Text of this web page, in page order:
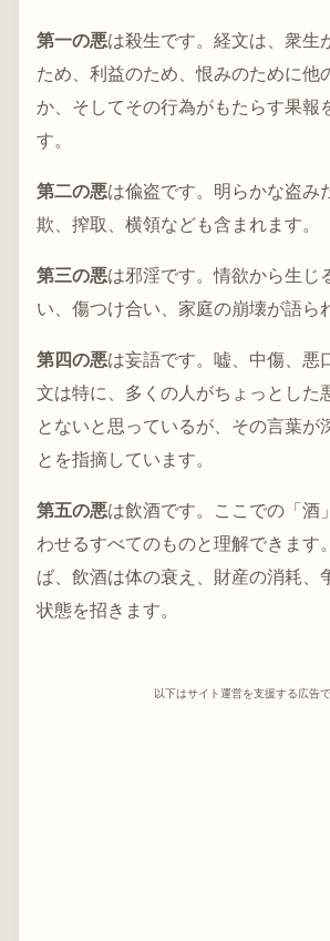
第一の悪は殺生です。経文は、衆生
ため、利益のため、恨みのために他
か、そしてその行為がもたらす果報
す。
第二の悪は偸盗です。明らかな盗み
欺、搾取、横領なども含まれます。
第三の悪は邪淫です。情欲から生じ
い、傷つけ合い、家庭の崩壊が語ら
第四の悪は妄語です。嘘、中傷、悪
文は特に、多くの人がちょっとした
とないと思っているが、その言葉が
とを指摘しています。
第五の悪は飲酒です。ここでの「酒
わせるすべてのものと理解できます
ば、飲酒は体の衰え、財産の消耗、
状態を招きます。
以下はサイト運営を支援する広告